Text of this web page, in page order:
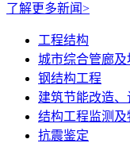
了解更多新闻>
工程结构
城市综合管廊及
钢结构工程
建筑节能改造
结构工程监测及
抗震鉴定